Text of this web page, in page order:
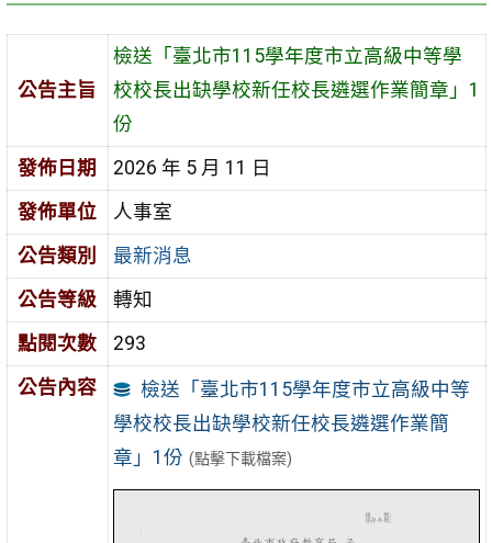
公告主旨
檢送「臺北市115學年度市立高級中等學
校校長出缺學校新任校長遴選作業簡章」1
份
發佈日期
2026 年 5 月 11 日
發佈單位
人事室
公告類別
最新消息
公告等級
轉知
點閱次數
293
公告內容
檢送「臺北市115學年度市立高級中等
學校校長出缺學校新任校長遴選作業簡
章」1份 (點擊下載檔案)